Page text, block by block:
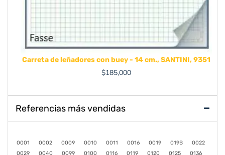
Carreta de leñadores con buey - 14 cm., SANTINI, 9351
$185,000
Referencias más vendidas
0001 0002 0009 0010 0011 0016 0019 019B
0022
0029
0040 0099 0100 0116 0119 0120 0125
0136